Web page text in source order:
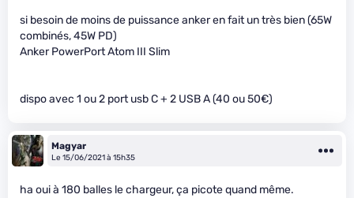
si besoin de moins de puissance anker en fait un très bien (65W
combinés, 45W PD)
Anker PowerPort Atom III Slim
dispo avec 1 ou 2 port usb C + 2 USB A (40 ou 50€)
Magyar
Le 15/06/2021 à 15h35
ha oui à 180 balles le chargeur, ça picote quand même.